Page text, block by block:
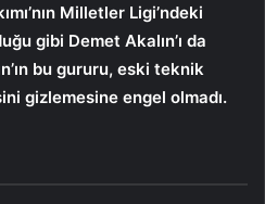
Milletler Ligi’ndeki
gibi Demet Akalın’ı da
bu gururu, eski teknik
gizlemesine engel olmadı.